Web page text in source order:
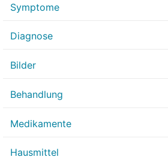
Symptome
Diagnose
Bilder
Behandlung
Medikamente
Hausmittel